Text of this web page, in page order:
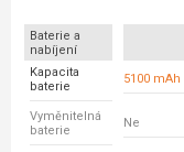
Baterie a
nabíjení
Kapacita
baterie
5100 mAh
Vyměnitelná
baterie
Ne